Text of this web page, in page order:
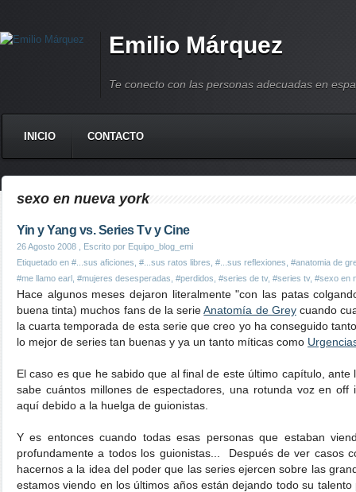
Emilio Márquez
Te conecto con las personas adecuadas en
INICIO CONTACTO
sexo en nueva york
Yin y Yang vs. Series Tv y Cine
26 Agosto 2008 , Escrito por Equipo_blog_emi
Etiquetado en #...sus aficiones #...sus ratos libres #...sus reflexiones #anatomia de
#me llamo earl #mujeres desesperadas #perdidos #series de tv, #series tv, #sexo en
Hace algunos meses dejaron literalmente "con las patas
buena tinta) muchos fans de la serieAnatomía de Greycuando
la cuarta temporada de esta serie que creo yo ha conseguido
lo mejor de series tan buenas y ya un tanto míticas como
El caso es que he sabido que al final de este último capítulo,
sabe cuántos millones de espectadores, una rotunda voz en
aquí debido a la huelga de guionistas.
Y es entonces cuando todas esas personas que estaban
profundamente a todos los guionistas... Después de ver casos
hacernos a la idea del poder que las series ejercen sobre las
estamos viendo en los últimos años están dejando todo su